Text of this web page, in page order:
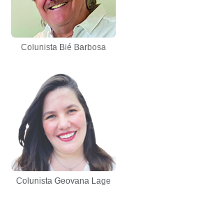
Colunista Bié Barbosa
Colunista Geovana Lage